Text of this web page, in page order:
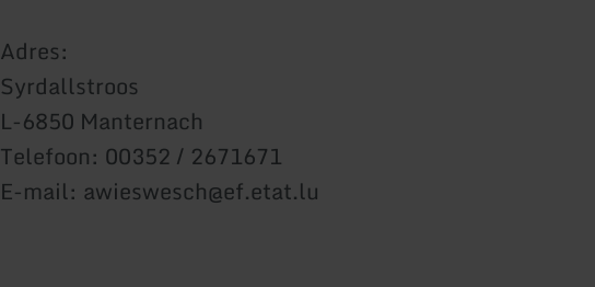
Adres:
Syrdallstroos
L-6850 Manternach
Telefoon: 00352 / 2671671
E-mail: awieswesch@ef.etat.lu